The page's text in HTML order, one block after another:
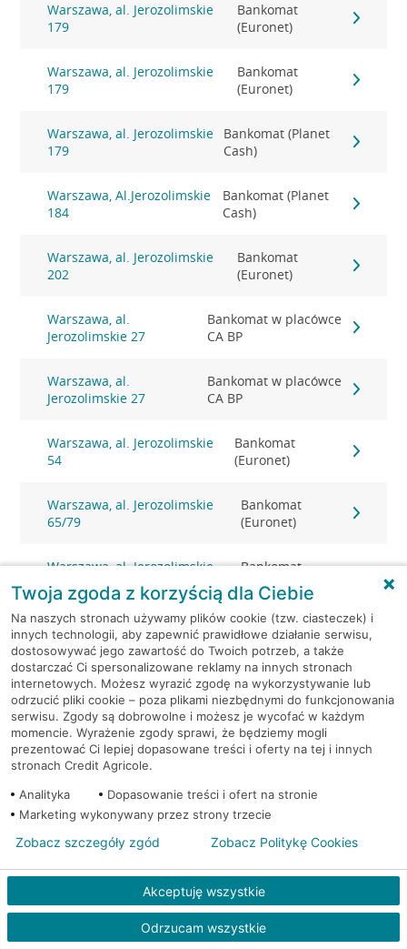
Warszawa, al. Jerozolimskie
179
Bankomat
(Euronet)
Warszawa, al. Jerozolimskie
179
Bankomat
(Euronet)
Warszawa, al. Jerozolimskie
179
Bankomat (Planet
Cash)
Warszawa, Al.Jerozolimskie
184
Bankomat (Planet
Cash)
Warszawa, al. Jerozolimskie
202
Bankomat
(Euronet)
Warszawa, al.
Jerozolimskie 27
Bankomat w placówce
CA BP
Warszawa, al.
Jerozolimskie 27
Bankomat w placówce
CA BP
Warszawa, al. Jerozolimskie
54
Bankomat
(Euronet)
Warszawa, al. Jerozolimskie
65/79
Bankomat
(Euronet)
Warszawa, al. Jerozolimskie
65/79
Bankomat
(Euronet)
Warszawa, Al.Jerozolimskie
87
Bankomat (Planet
Cash)
Warszawa, al. Jerozolimskie -
podziemia
Bankomat
(Euronet)
Warszawa, al. KEN 19 Bankomat (Euronet)
Warszawa, al. KEN 20 Bankomat (Euronet)
Warszawa, al. KEN 36 Bankomat (Euronet)
Warszawa, al. KEN 47 lok. 289 Bankomat (Euronet)
Warszawa, al. Komisji Edukacji
Bankomat w
Twoja zgoda z korzyścią dla Ciebie
Na naszych stronach używamy plików cookie (tzw. ciasteczek) i
innych technologii, aby zapewnić prawidłowe działanie serwisu,
dostosowywać jego zawartość do Twoich potrzeb, a także
dostarczać Ci spersonalizowane reklamy na innych stronach
internetowych. Możesz wyrazić zgodę na wykorzystywanie lub
odrzucić pliki cookie – poza plikami niezbędnymi do funkcjonowania
serwisu. Zgody są dobrowolne i możesz je wycofać w każdym
momencie. Wyrażenie zgody sprawi, że będziemy mogli
prezentować Ci lepiej dopasowane treści i oferty na tej i innych
stronach Credit Agricole.
Analityka
Dopasowanie treści i ofert na stronie
Marketing wykonywany przez strony trzecie
Akceptuję wszystkie
Odrzucam wszystkie
Zobacz szczegóły zgód Zobacz Politykę Cookies